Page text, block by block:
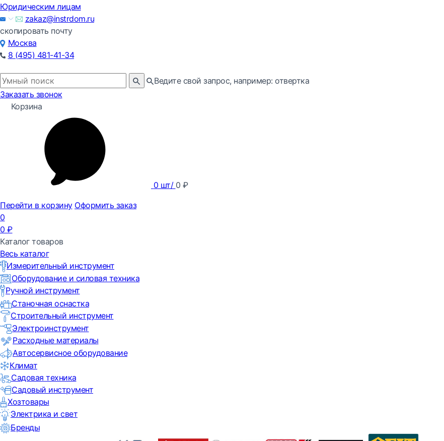
Юридическим лицам
zakaz@instrdom.ru
скопировать почту
Москва
8 (495) 481-41-34
Ведите свой запрос, например: отвертка
Заказать звонок
Корзина
0 шт/ 0 ₽
Перейти в корзину Оформить заказ
0
0 ₽
Каталог товаров
Весь каталог
Измерительный инструмент
Оборудование и силовая техника
Ручной инструмент
Станочная оснастка
Строительный инструмент
Электроинструмент
Расходные материалы
Автосервисное оборудование
Климат
Садовая техника
Садовый инструмент
Хозтовары
Электрика и свет
Бренды